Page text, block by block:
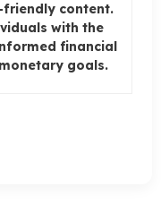
friendly content.
with the
financial
goals.